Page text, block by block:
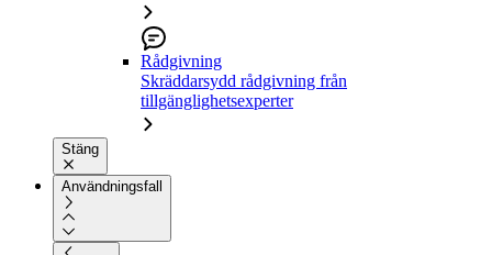
Rådgivning
Skräddarsydd rådgivning från
tillgänglighetsexperter
Stäng
Användningsfall